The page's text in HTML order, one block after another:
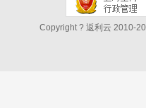
Copyright ? 返利云 2010-